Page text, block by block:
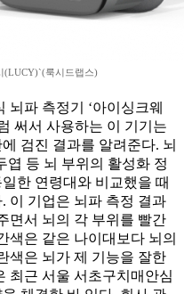
(LUCY)`(룩시드랩스)
파 측정기 ‘아이싱크웨
써서 사용하는 이 기기는
검진 결과를 알려준다. 뇌
엽 등 뇌 부위의 활성화 정
한 연령대와 비교했을 때
이 기업은 뇌파 측정 결과
면서 뇌의 각 부위를 빨간
색은 같은 나이대보다 뇌의
색은 뇌가 제 기능을 잘한
최근 서울 서초구치매안심